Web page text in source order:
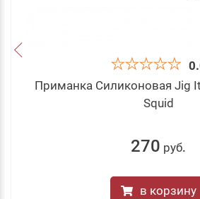
Приманка Силиконовая Jig
Squid
270 руб.
в корзину